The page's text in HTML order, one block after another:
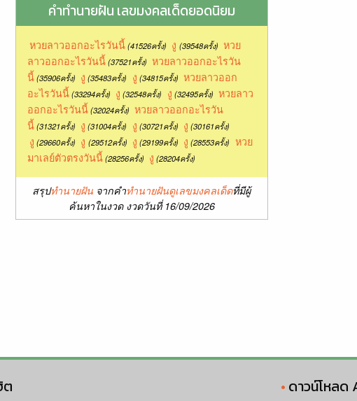
คำทำนายฝัน เลขมงคลเด็ดยอดนิยม
หวยลาวออกอะไรวันนี้ (41526ครั้ง) งู (39548ครั้ง) หวย
ลาวออกอะไรวันนี้(37521ครั้ง) หวยลาวออกอะไรวัน
นี้(35906ครั้ง) งู (35483ครั้ง) งู (34815ครั้ง) หวยลาวออก
อะไรวันนี้(33294ครั้ง) งู (32548ครั้ง) งู (32495ครั้ง) หวยลาว
ออกอะไรวันนี้(32024ครั้ง) หวยลาวออกอะไรวัน
นี้(31321ครั้ง) งู (31004ครั้ง) งู (30721ครั้ง) งู (30161ครั้ง)
งู (29660ครั้ง) งู (29512ครั้ง) งู (29199ครั้ง) งู (28553ครั้ง) หวย
มาเลย์ตัวตรงวันนี้(28256ครั้ง) งู (28204ครั้ง)
สรุปทำนายฝัน จากคำทำนายฝันดูเลขมงคลเด็ดที่มีผู้
ค้นหาในงวด งวดวันที่ 16/09/2026
ต ดาวน์โหลด